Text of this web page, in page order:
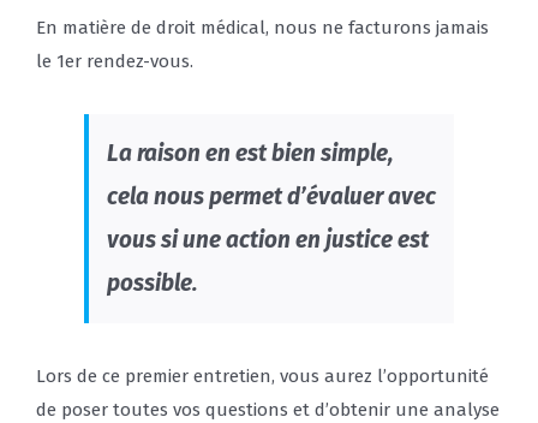
En matière de droit médical, nous ne facturons jamais
le 1er rendez-vous.
La raison en est bien simple,
cela nous permet d’évaluer avec
vous si une action en justice est
possible.
Lors de ce premier entretien, vous aurez l’opportunité
de poser toutes vos questions et d’obtenir une analyse